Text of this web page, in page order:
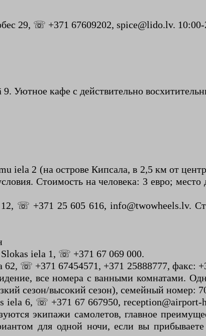
29, ☏ +371 67609202, spice@lido.lv.
Уютное кафе с действительно
iela 2 (на острове Кипсала, в 2,5 км от
Стоимость на человека: 3 евро;
☏ +371 25 605 616, info@twowheels.lv.
iela 1, ☏ +371 67 069 000.
☏ +371 67454571, +371 25888777, факс:
все номера с ванными комнатами.
сезон/высокий сезон), семейный номер:
iela 6, ☏ +371 67 667950,
экипажи самолетов, главное
для одной ночи, если вы